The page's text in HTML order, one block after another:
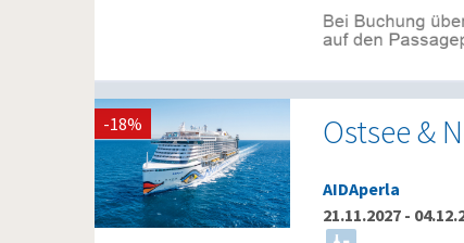
Ostsee &
AIDAperla
21.11.2027 -
-18%